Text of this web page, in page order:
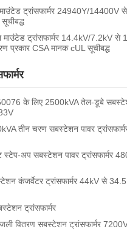
ट्रांसफार्मर 24940Y/14400V
ट्रांसफार्मर 14.4kV/7.2kV से
प्रकार CSA मानक cUL सूचीबद्ध
के लिए 2500kVA तेल-डूबे
तीन चरण सबस्टेशन पावर
स्टेप-अप सबस्टेशन पावर ट्रांसफार्मर
कंजर्वेटर ट्रांसफार्मर 44kV से
ट्रांसफार्मर
वितरण सबस्टेशन ट्रांसफार्मर